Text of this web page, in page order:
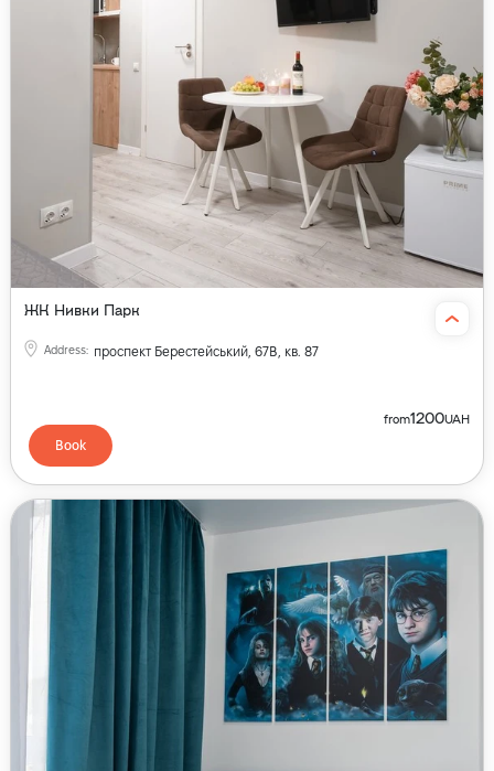
ЖК Нивки Парк
Address: проспект Берестейський, 67В, кв. 87
from1200UAH
Book